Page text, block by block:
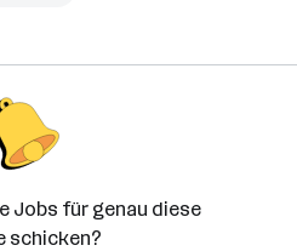
Jobs für genau diese
schicken?